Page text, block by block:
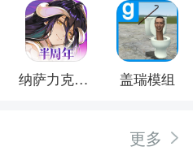
纳萨力克之王 盖瑞模组
更多